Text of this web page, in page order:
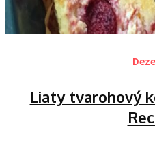
Liaty tvarohový